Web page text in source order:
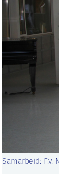
Samarbeid: F.v.